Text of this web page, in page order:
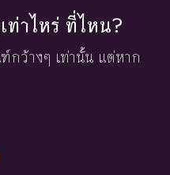
ท่าไหร่ ที่ไหน?
กว้างๆ เท่านั้น แต่หาก